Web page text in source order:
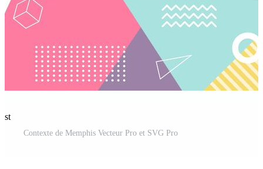
Contexte de Memphis Vecteur Pro et SVG Pro